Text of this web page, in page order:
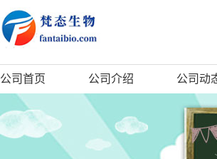
公司首页 公司介绍 公司动